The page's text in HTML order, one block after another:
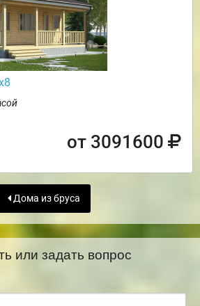
от 3091600
Дома из бруса
или задать вопрос